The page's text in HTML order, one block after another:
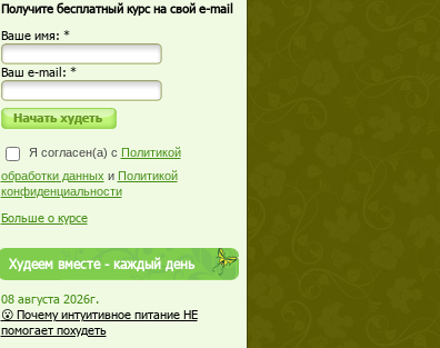
Получите бесплатный курс на свой e-mail
Ваше имя: *
Ваш е-mail: *
Я согласен(а) с Политикой
обработки данных и Политикой
конфиденциальности
Больше о курсе
Худеем вместе - каждый день
08 августа 2026г.
😮 Почему интуитивное питание НЕ
помогает похудеть